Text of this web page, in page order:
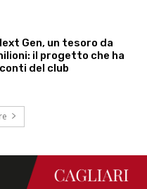
Gen, un tesoro da
il progetto che ha
del club